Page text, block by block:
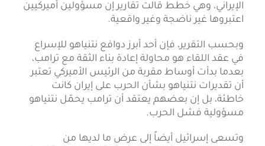
الإيراني، وهي خطط قالت تقارير إن مسؤولين أميركيين
اعتبروها غير ناضجة وغير واقعية.
وبحسب التقرير، فإن أحد أبرز دوافع نتنياهو للإسراع
في عقد اللقاء هو محاولة إعادة بناء الثقة مع ترامب،
بعدما بدأت أوساط مقربة من الرئيس الأميركي تعتبر
أن تقديرات نتنياهو بشأن الحرب على إيران كانت
خاطئة، بل إن بعضهم يعتقد أن ترامب يحمّل نتنياهو
مسؤولية فشل الحرب.
وتسعى إسرائيل أيضاً إلى عرض ما لديها من